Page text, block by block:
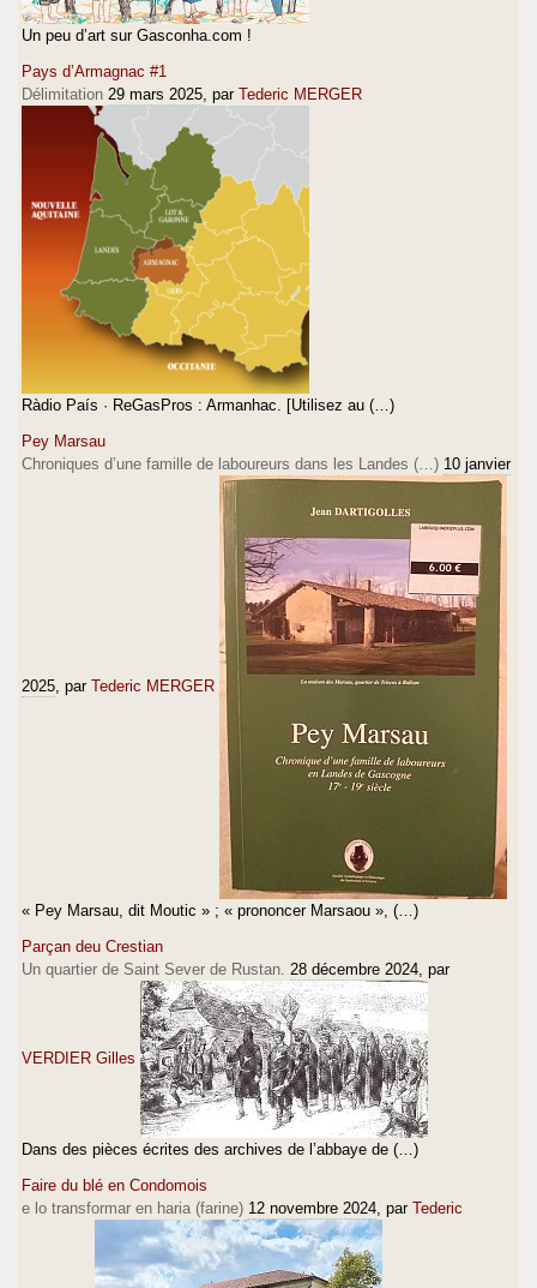
Un peu d’art sur Gasconha.com !
Pays d’Armagnac #1
Délimitation 29 mars 2025, par Tederic MERGER
Ràdio País · ReGasPros : Armanhac. [Utilisez au (…)
Pey Marsau
Chroniques d’une famille de laboureurs dans les Landes (…) 10 janvier
2025, par Tederic MERGER
« Pey Marsau, dit Moutic » ; « prononcer Marsaou », (…)
Parçan deu Crestian
Un quartier de Saint Sever de Rustan. 28 décembre 2024, par
VERDIER Gilles
Dans des pièces écrites des archives de l’abbaye de (…)
Faire du blé en Condomois
e lo transformar en haria (farine) 12 novembre 2024, par Tederic